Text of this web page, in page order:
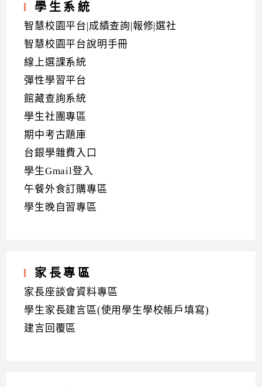
學生系統
智慧校園平台|成績查詢|報修|選社
智慧校園平台說明手冊
線上選課系統
彈性學習平台
館藏查詢系統
學生社團專區
期中考古題庫
台銀學雜費入口
學生Gmail登入
午餐外食訂購專區
學生晚自習專區
家長專區
家長座談會資料專區
學生家長建言區(使用學生學校帳戶填寫)
建言回覆區